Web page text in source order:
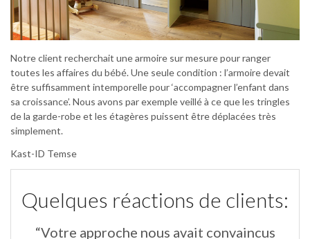
Notre client recherchait une armoire sur mesure pour ranger
toutes les affaires du bébé. Une seule condition : l’armoire devait
être suffisamment intemporelle pour ‘accompagner l’enfant dans
sa croissance’. Nous avons par exemple veillé à ce que les tringles
de la garde-robe et les étagères puissent être déplacées très
simplement.
Kast-ID Temse
Quelques réactions de clients:
“Votre approche nous avait convaincus